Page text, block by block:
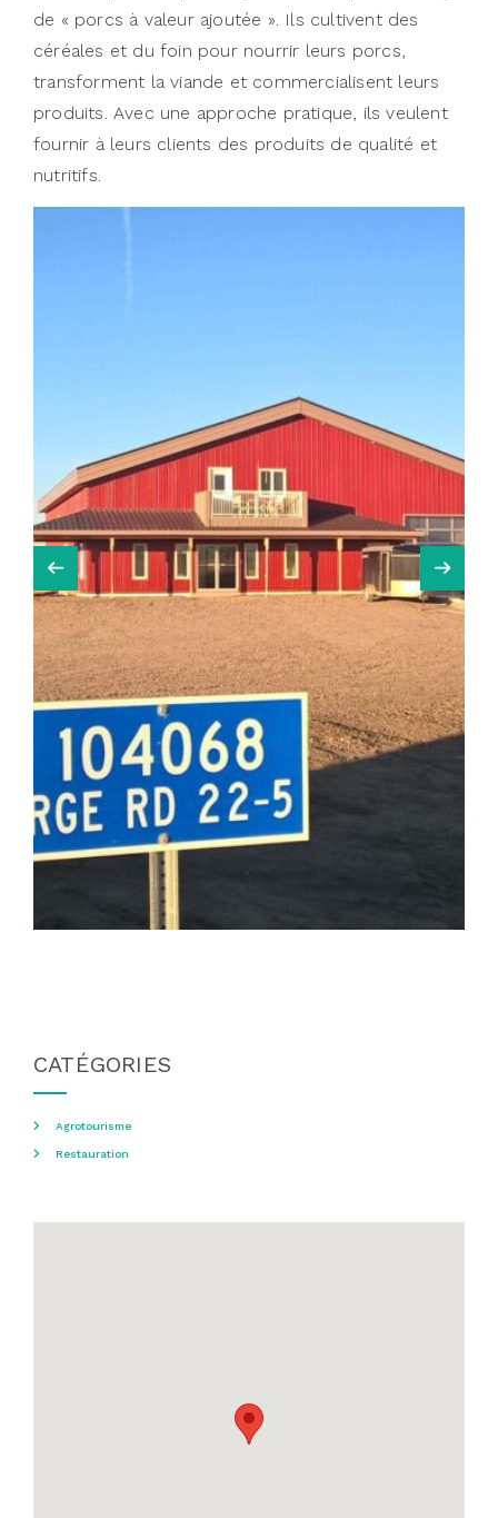
de « porcs à valeur ajoutée ». Ils cultivent des
céréales et du foin pour nourrir leurs porcs,
transforment la viande et commercialisent leurs
produits. Avec une approche pratique, ils veulent
fournir à leurs clients des produits de qualité et
nutritifs.
CATÉGORIES
Agrotourisme
Restauration